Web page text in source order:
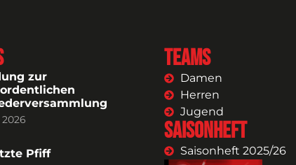
zur
2026
Pfiff
Teams
Damen
Herren
Jugend
Saisonheft
Saisonheft 2025/26